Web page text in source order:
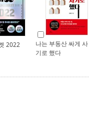
2022
나는 부동산 싸게 사
기로 했다